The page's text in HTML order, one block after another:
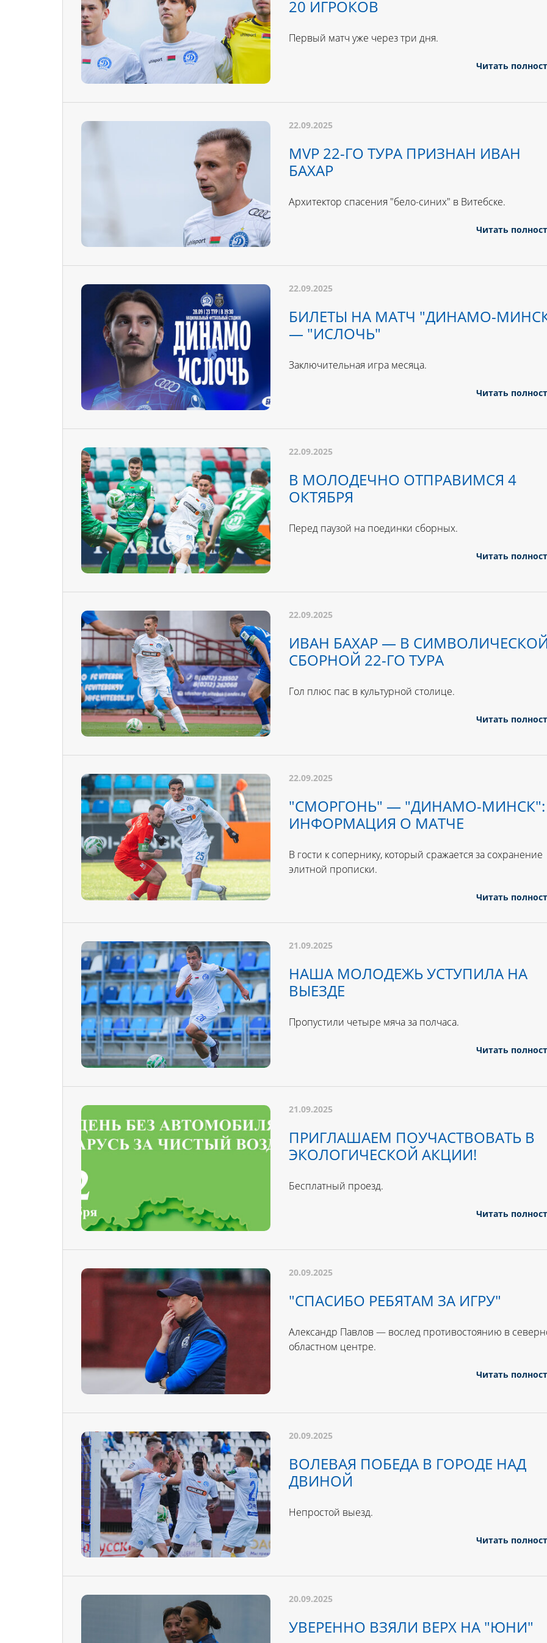
20 ИГРОКОВ
Первый матч уже через три дня.
Читать
22.09.2025
MVP 22-ГО ТУРА ПРИЗНАН ИВАН
БАХАР
Архитектор спасения "бело-синих" в Витебске.
Читать
22.09.2025
БИЛЕТЫ НА МАТЧ "ДИНАМО-
— "ИСЛОЧЬ"
Заключительная игра месяца.
Читать
22.09.2025
В МОЛОДЕЧНО ОТПРАВИМСЯ 4
ОКТЯБРЯ
Перед паузой на поединки сборных.
Читать
22.09.2025
ИВАН БАХАР — В СИМВОЛИЧЕСКОЙ
СБОРНОЙ 22-ГО ТУРА
Гол плюс пас в культурной столице.
Читать
22.09.2025
"СМОРГОНЬ" — "ДИНАМО-МИНСК":
ИНФОРМАЦИЯ О МАТЧЕ
В гости к сопернику, который сражается за сохранение
элитной прописки.
Читать
21.09.2025
НАША МОЛОДЕЖЬ УСТУПИЛА НА
ВЫЕЗДЕ
Пропустили четыре мяча за полчаса.
Читать
21.09.2025
ПРИГЛАШАЕМ ПОУЧАСТВОВАТЬ В
ЭКОЛОГИЧЕСКОЙ АКЦИИ!
Бесплатный проезд.
Читать
20.09.2025
"СПАСИБО РЕБЯТАМ ЗА ИГРУ"
Александр Павлов — вослед противостоянию в
областном центре.
Читать
20.09.2025
ВОЛЕВАЯ ПОБЕДА В ГОРОДЕ НАД
ДВИНОЙ
Непростой выезд.
Читать
20.09.2025
УВЕРЕННО ВЗЯЛИ ВЕРХ НА "ЮНИ"